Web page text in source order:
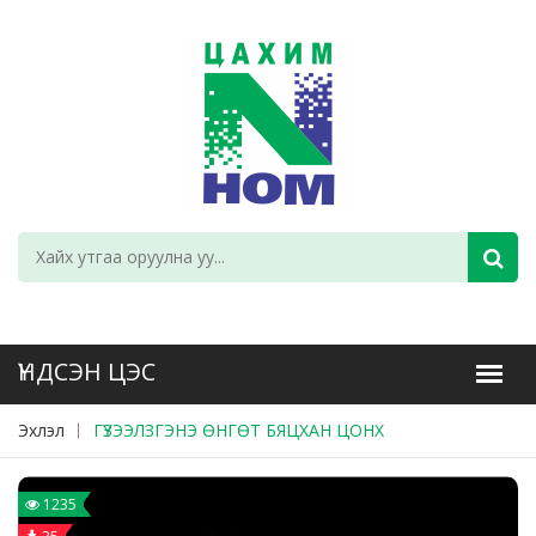
Эхлэл ГҮЗЭЭЛЗГЭНЭ ӨНГӨТ БЯЦХАН ЦОНХ
1235